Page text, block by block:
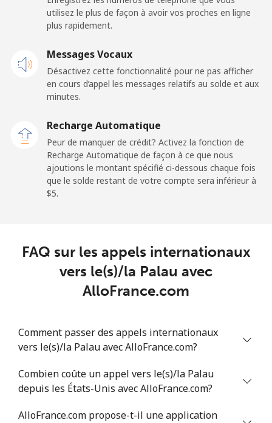
⁦132.9¢⁩
Paraguay
Ligne fixe
Mobile ⁦6.9¢⁩ 72 min pour ⁦$5⁩ ⁦7¢⁩
Peru
Mobile
333 min pour
⁦$5⁩
Philippines
Mobile ⁦13.5¢⁩ 37 min pour ⁦$5⁩
Poland
Ligne fixe ⁦1.5¢⁩
333 min pour
utilisez le plus de façon à avoir vos proches en ligne
plus rapidement.
Messages Vocaux
Désactivez cette fonctionnalité pour ne pas afficher
en cours d’appel les messages relatifs au solde et aux
minutes.
Recharge Automatique
Peur de manquer de crédit? Activez la fonction de
Recharge Automatique de façon à ce que nous
ajoutions le montant spécifié ci-dessous chaque fois
que le solde restant de votre compte sera inférieur à
⁦$5⁩.
FAQ sur les appels internationaux
vers le(s)/la Palau avec
AlloFrance.com
Comment passer des appels internationaux
vers le(s)/la Palau avec AlloFrance.com?
Combien coûte un appel vers le(s)/la Palau
depuis les États-Unis avec AlloFrance.com?
AlloFrance.com propose-t-il une application